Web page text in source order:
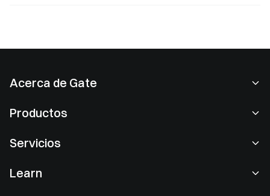
Acerca de Gate
Sala de prensa
Productos
Trading de spot
Servicios
Learn